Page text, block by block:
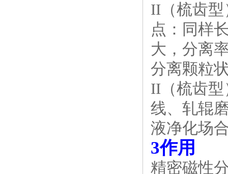
II（梳齿
点：同样
大，分离
分离颗粒
II（梳齿
线、轧辊
液净化场
3作用
精密磁性